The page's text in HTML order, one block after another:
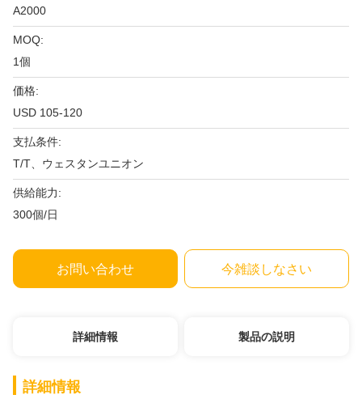
A2000
MOQ:
1個
価格:
USD 105-120
支払条件:
T/T、ウェスタンユニオン
供給能力:
300個/日
お問い合わせ 今雑談しなさい
詳細情報 製品の説明
詳細情報